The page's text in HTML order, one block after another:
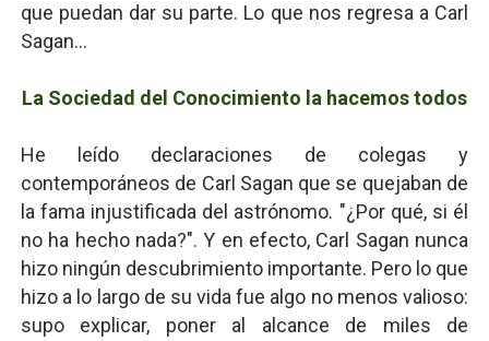
que puedan dar su parte. Lo que nos regresa a Carl
Sagan...
La Sociedad del Conocimiento la hacemos todos
He leído declaraciones de colegas y
contemporáneos de Carl Sagan que se quejaban de
la fama injustificada del astrónomo. "¿Por qué, si él
no ha hecho nada?". Y en efecto, Carl Sagan nunca
hizo ningún descubrimiento importante. Pero lo que
hizo a lo largo de su vida fue algo no menos valioso:
supo explicar, poner al alcance de miles de